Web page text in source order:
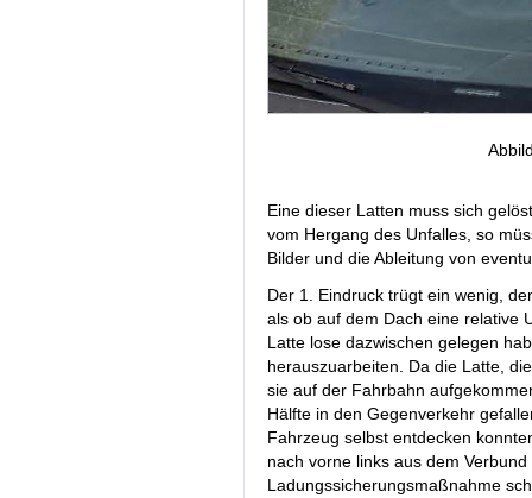
Eine dieser Latten muss sich
vom Hergang des Unfalles, so
Bilder und die Ableitung von
Der 1. Eindruck trügt ein wenig,
als ob auf dem Dach eine relative
Latte lose dazwischen gelegen
herauszuarbeiten. Da die Latte,
sie auf der Fahrbahn
Hälfte in den Gegenverkehr
Fahrzeug selbst entdecken
nach vorne links aus dem
Ladungssicherungsmaßnahme